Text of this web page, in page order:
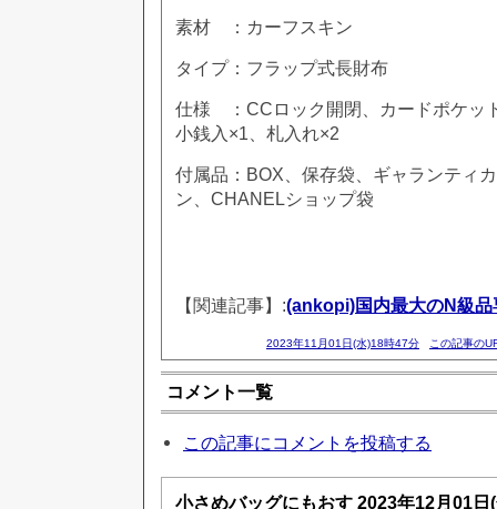
素材 ：カーフスキン
タイプ：フラップ式長財布
仕様 ：CCロック開閉、カードポケッ
小銭入×1、札入れ×2
付属品：BOX、保存袋、ギャランティ
ン、CHANELショップ袋
【関連記事】:(ankopi)国内最大のN級品
2023年11月01日(水)18時47分 この記事の
コメント一覧
この記事にコメントを投稿する
小さめバッグにもおす 2023年12月01